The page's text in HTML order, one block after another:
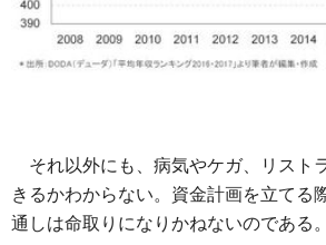
それ以外にも、病気やケガ、リスト
きるかわからない。資金計画を立てる
通しは命取りになりかねないのである。